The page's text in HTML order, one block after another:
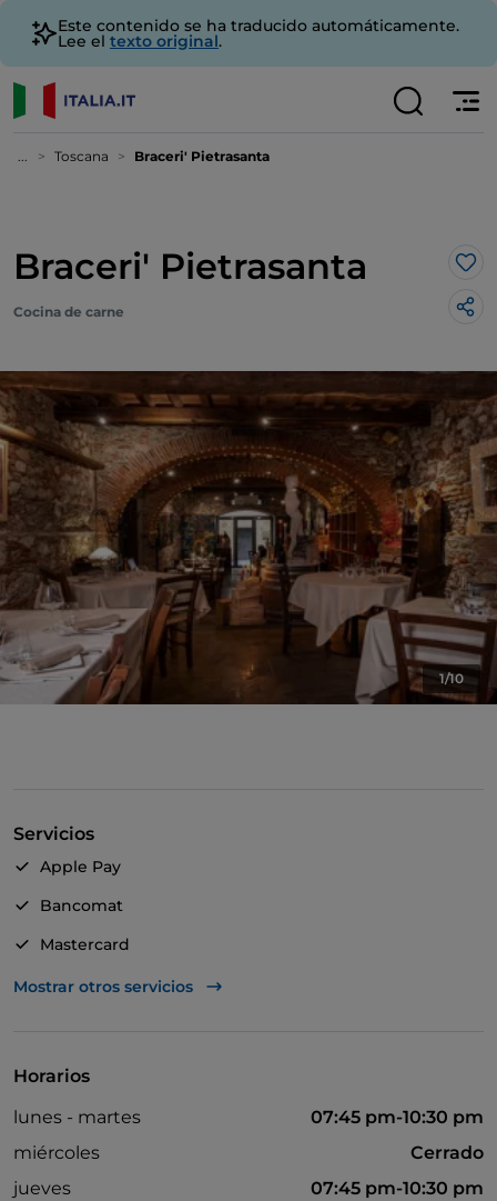
Este contenido se ha traducido automáticamente.
Lee el texto original.
... Toscana Braceri' Pietrasanta
Braceri' Pietrasanta Me
Cocina de carne
1/10
Servicios
Apple Pay
Bancomat
Mastercard
TheFork PAY
Mostrar otros servicios
Horarios
lunes - martes
07:45 pm-10:30 pm
miércoles
Cerrado
jueves
07:45 pm-10:30 pm